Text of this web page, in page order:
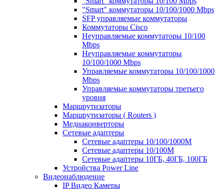
"Smart" коммутаторы 10/100/1000 Mbps
SFP управляемые коммутаторы
Коммутаторы Cisco
Неуправляемые коммутаторы 10/100
Mbps
Неуправляемые коммутаторы
10/100/1000 Mbps
Управляемые коммутаторы 10/100/1000
Mbps
Управляемые коммутаторы третьего
уровня
Маршрутизаторы
Маршрутизаторы ( Routers )
Медиаконверторы
Сетевые адаптеры
Сетевые адаптеры 10/100/1000М
Сетевые адаптеры 10/100M
Сетевые адаптеры 10ГБ, 40ГБ, 100ГБ
Устройства Power Line
Видеонаблюдение
IP Видео Камеры